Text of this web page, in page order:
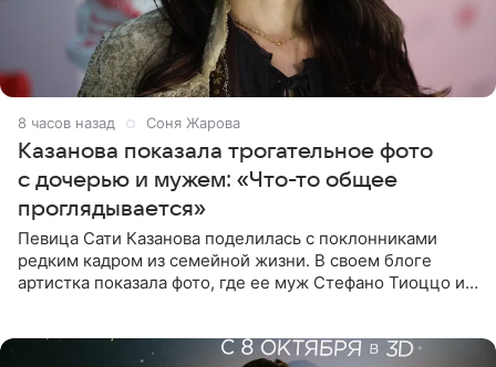
8 часов назад Соня Жарова
Казанова показала трогательное фото
с дочерью и мужем: «Что-то общее
проглядывается»
Певица Сати Казанова поделилась с поклонниками
редким кадром из семейной жизни. В своем блоге
артистка показала фото, где ее муж Стефано Тиоццо и